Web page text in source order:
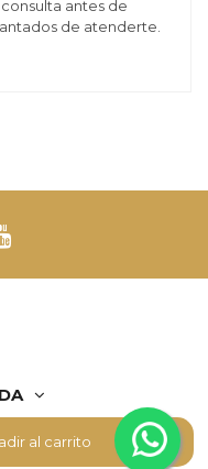
al carrito
antes de
de atenderte.
de Opiniones